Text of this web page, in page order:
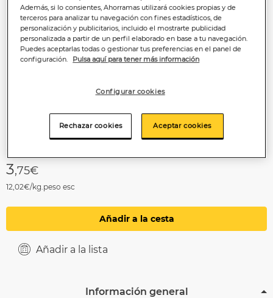
3,75€
12,02€/kg.peso esc
Añadir a la cesta
Añadir a la lista
Información general
Además, si lo consientes, Ahorramas utilizará cookies propias y de
terceros para analizar tu navegación con fines estadísticos, de
personalización y publicitarios, incluido el mostrarte publicidad
personalizada a partir de un perfil elaborado en base a tu navegación.
Puedes aceptarlas todas o gestionar tus preferencias en el panel de
configuración.
Pulsa aquí para tener más información
Configurar cookies
Rechazar cookies Aceptar cookies